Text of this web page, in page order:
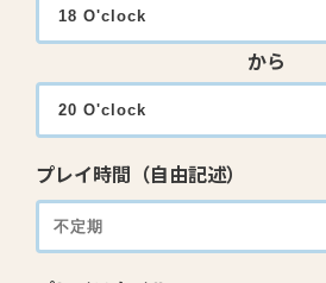
から
プレイ時間（自由記述）